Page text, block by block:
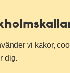
vi kakor,
dig.